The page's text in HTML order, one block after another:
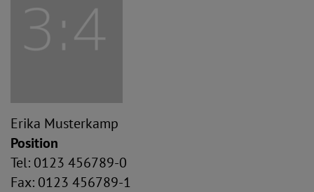
Erika Musterkamp
Position
Tel: 0123 456789-0
Fax: 0123 456789-1